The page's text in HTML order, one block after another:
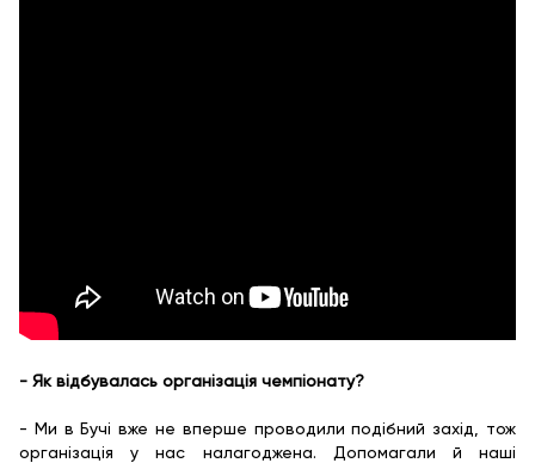
- Як відбувалась організація чемпіонату?
- Ми в Бучі вже не вперше проводили подібний захід, тож
організація у нас налагоджена. Допомагали й наші